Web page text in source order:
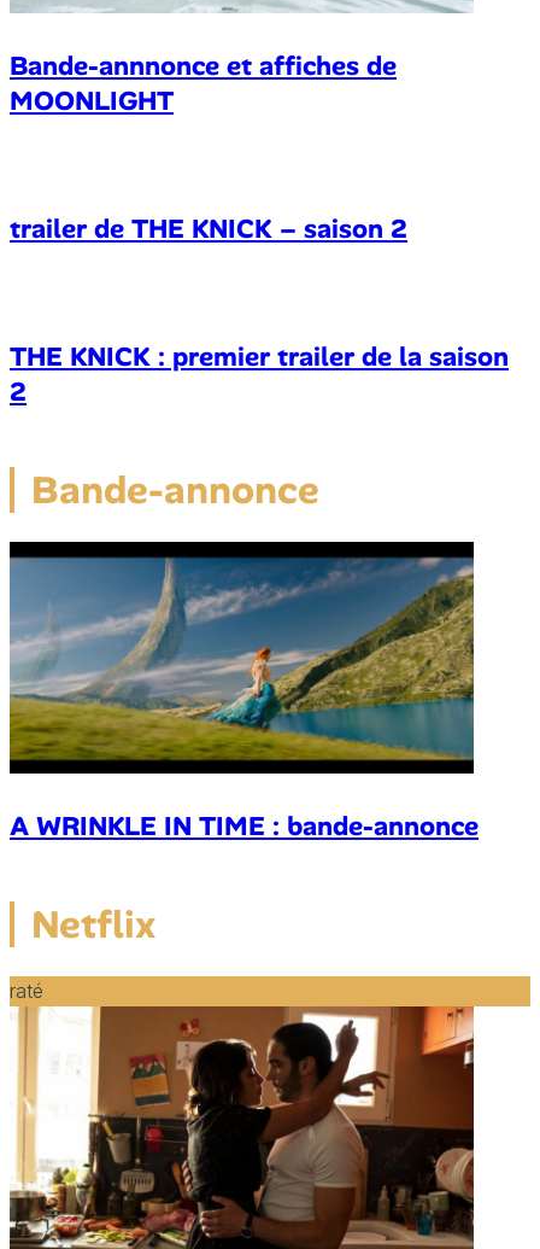
Bande-annnonce et affiches de
MOONLIGHT
trailer de THE KNICK – saison 2
THE KNICK : premier trailer de la saison
2
Bande-annonce
A WRINKLE IN TIME : bande-annonce
Netflix
raté